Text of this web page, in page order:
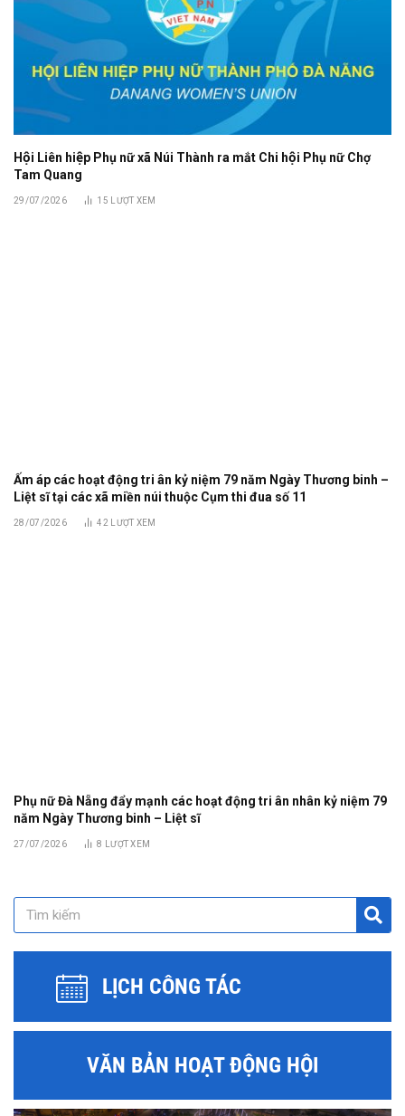
Hội Liên hiệp Phụ nữ xã Núi Thành ra mắt Chi hội Phụ nữ Chợ
Tam Quang
29/07/2026 15 LƯỢT XEM
Ấm áp các hoạt động tri ân kỷ niệm 79 năm Ngày Thương binh –
Liệt sĩ tại các xã miền núi thuộc Cụm thi đua số 11
28/07/2026 42 LƯỢT XEM
Phụ nữ Đà Nẵng đẩy mạnh các hoạt động tri ân nhân kỷ niệm 79
năm Ngày Thương binh – Liệt sĩ
27/07/2026 8 LƯỢT XEM
LỊCH CÔNG TÁC
VĂN BẢN HOẠT ĐỘNG HỘI